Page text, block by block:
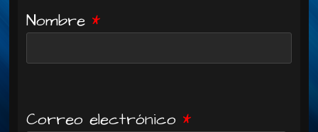
Nombre *
Correo electrónico *